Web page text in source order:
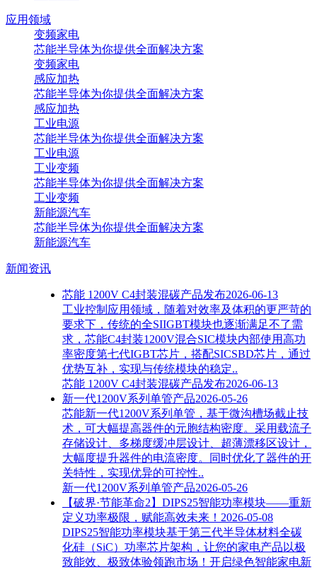
应用领域
变频家电
芯能半导体为你提供全面解决方案
变频家电
感应加热
芯能半导体为你提供全面解决方案
感应加热
工业电源
芯能半导体为你提供全面解决方案
工业电源
工业变频
芯能半导体为你提供全面解决方案
工业变频
新能源汽车
芯能半导体为你提供全面解决方案
新能源汽车
新闻资讯
芯能 1200V C4封装混碳产品发布2026-06-13
工业控制应用领域，随着对效率及体积的更严苛的
要求下，传统的全SIIGBT模块也逐渐满足不了需
求，芯能C4封装1200V混合SIC模块内部使用高功
率密度第七代IGBT芯片，搭配SICSBD芯片，通过
优势互补，实现与传统模块的稳定..
芯能 1200V C4封装混碳产品发布2026-06-13
新一代1200V系列单管产品2026-05-26
芯能新一代1200V系列单管，基于微沟槽场截止技
术，可大幅提高器件的元胞结构密度。采用载流子
存储设计、多梯度缓冲层设计、超薄漂移区设计，
大幅度提升器件的电流密度。同时优化了器件的开
关特性，实现优异的可控性..
新一代1200V系列单管产品2026-05-26
【破界·节能革命2】DIPS25智能功率模块——重新
定义功率极限，赋能高效未来！ 2026-05-08
DIPS25智能功率模块基于第三代半导体材料全碳
化硅（SiC）功率芯片架构，让您的家电产品以极
致能效、极致体验领跑市场！开启绿色智能家电新